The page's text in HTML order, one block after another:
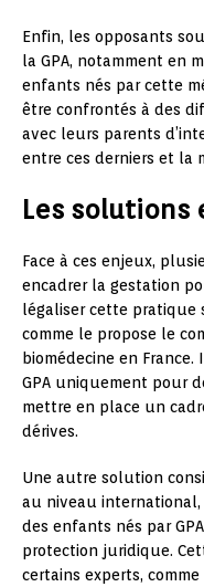
Enfin, les opposants
la GPA, notamment en
enfants nés par cette
être confrontés à des
avec leurs parents
entre ces derniers et la
Les solutions
Face à ces enjeux,
encadrer la gestation
légaliser cette pratique
comme le propose le
biomédecine en
GPA uniquement pour
mettre en place un
dérives.
Une autre solution
au niveau
des enfants nés par
protection juridique.
certains experts,